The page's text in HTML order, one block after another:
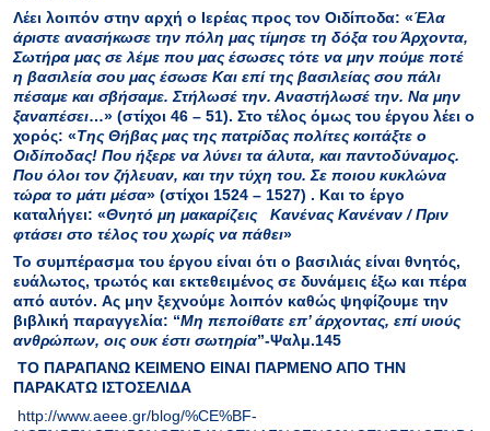
Λέει λοιπόν στην αρχή ο Ιερέας προς τον Οιδίποδα: «Έλα
άριστε ανασήκωσε την πόλη μας τίμησε τη δόξα του Άρχοντα,
Σωτήρα μας σε λέμε που μας έσωσες τότε να μην πούμε ποτέ
η βασιλεία σου μας έσωσε Και επί της βασιλείας σου πάλι
πέσαμε και σβήσαμε. Στήλωσέ την. Αναστήλωσέ την. Να μην
ξαναπέσει…» (στίχοι 46 – 51). Στο τέλος όμως του έργου λέει ο
χορός: «Της Θήβας μας της πατρίδας πολίτες κοιτάξτε ο
Οιδίποδας! Που ήξερε να λύνει τα άλυτα, και παντοδύναμος.
Που όλοι τον ζήλευαν, και την τύχη του. Σε ποιου κυκλώνα
τώρα το μάτι μέσα» (στίχοι 1524 – 1527) . Και το έργο
καταλήγει: «Θνητό μη μακαρίζεις Κανένας Κανέναν /Πριν
φτάσει στο τέλος του χωρίς να πάθει»
Το συμπέρασμα του έργου είναι ότι ο βασιλιάς είναι θνητός,
ευάλωτος, τρωτός και εκτεθειμένος σε δυνάμεις έξω και πέρα
από αυτόν. Ας μην ξεχνούμε λοιπόν καθώς ψηφίζουμε την
βιβλική παραγγελία: “Μη πεποίθατε επ’ άρχοντας, επί υιούς
ανθρώπων, οις ουκ έστι σωτηρία”-Ψαλμ.145
ΤΟ ΠΑΡΑΠΑΝΩ ΚΕΙΜΕΝΟ ΕΙΝΑΙ ΠΑΡΜΕΝΟ ΑΠΟ ΤΗΝ
ΠΑΡΑΚΑΤΩ ΙΣΤΟΣΕΛΙΔΑ
http://www.aeee.gr/blog/%CE%BF-